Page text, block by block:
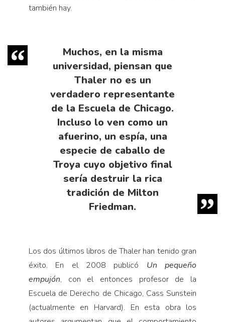
también hay.
Muchos, en la misma
universidad, piensan que
Thaler no es un
verdadero representante
de la Escuela de Chicago.
Incluso lo ven como un
afuerino, un espía, una
especie de caballo de
Troya cuyo objetivo final
sería destruir la rica
tradición de Milton
Friedman.
Los dos últimos libros de Thaler han tenido gran
éxito. En el 2008 publicó Un pequeño
empujón, con el entonces profesor de la
Escuela de Derecho de Chicago, Cass Sunstein
(actualmente en Harvard). En esta obra los